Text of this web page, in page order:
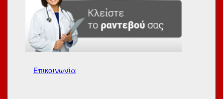
Επικοινωνία